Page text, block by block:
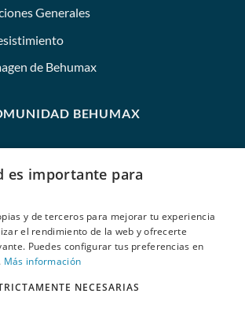
Generales
de Behumax
BEHUMAX
las políticas de privacidadde Behumax
es importante para
y de terceros para mejorar tu experiencia
el rendimiento de la web y ofrecerte
Puedes configurar tus preferencias en
Más información
NECESARIAS